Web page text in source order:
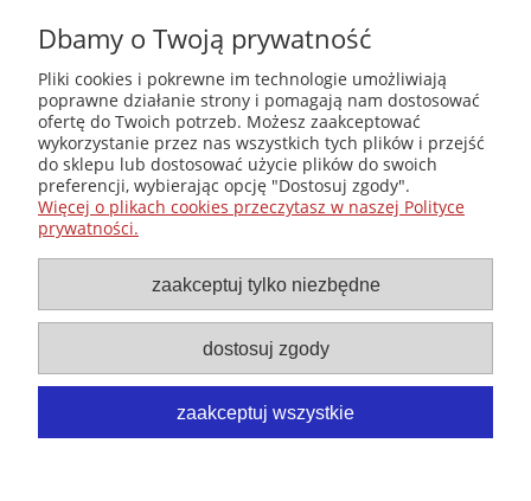
księgarni”
(edycja 2025-
2026)
Księgarnia-Galeria "Nieznany Świat" - internetowy sklep
ezoteryczny online
Zapraszamy również do odwiedzenia naszej księgarni
stacjonarnej przy ul. Kredytowej 2 w Warszawie
© Copyright 2014-2026 Wydawnictwo "Nieznany Świat"
Wszelkie prawa zastrzeżone
Dbamy o Twoją prywatność
Pliki cookies i pokrewne im technologie umożliwiają
poprawne działanie strony i pomagają nam dostosować
ofertę do Twoich potrzeb. Możesz zaakceptować
wykorzystanie przez nas wszystkich tych plików i przejść
do sklepu lub dostosować użycie plików do swoich
preferencji, wybierając opcję "Dostosuj zgody".
Więcej o plikach cookies przeczytasz w naszej Polityce
prywatności.
zaakceptuj tylko niezbędne
dostosuj zgody
zaakceptuj wszystkie